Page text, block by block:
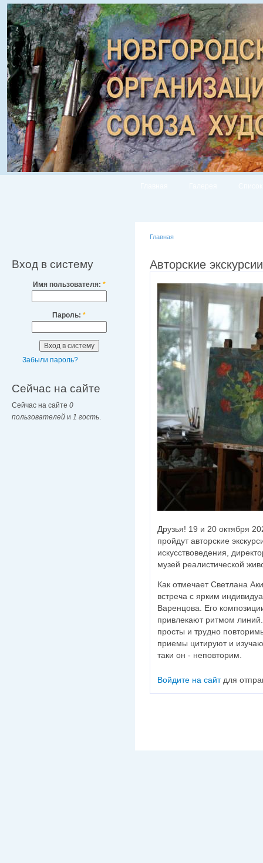
Вход в систему
Имя пользователя: *
Пароль: *
Забыли пароль?
Сейчас на сайте
Сейчас на сайте 0
пользователей и 1 гость
Главная
Авторские
Друзья! 19 и 20 октября
пройдут авторские
искусствоведения,
музей реалистической
Как отмечает Светлана
встреча с ярким
Варенцова. Его
привлекают ритмом
просты и трудно
приемы цитируют и
таки он - неповторим.
Войдите на сайтдля